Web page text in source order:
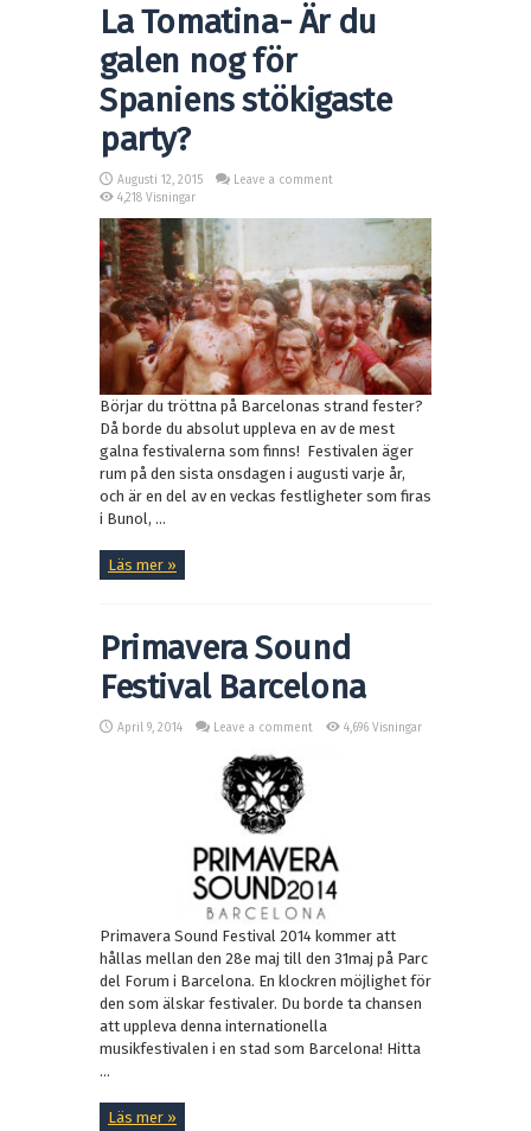
La Tomatina- Är du
galen nog för
Spaniens stökigaste
party?
Augusti 12, 2015
Leave a comment
4,218 Visningar
Börjar du tröttna på Barcelonas strand fester?
Då borde du absolut uppleva en av de mest
galna festivalerna som finns! Festivalen äger
rum på den sista onsdagen i augusti varje år,
och är en del av en veckas festligheter som firas
i Bunol, ...
Läs mer »
Primavera Sound
Festival Barcelona
April 9, 2014 Leave a comment 4,696 Visningar
Primavera Sound Festival 2014 kommer att
hållas mellan den 28e maj till den 31maj på Parc
del Forum i Barcelona. En klockren möjlighet för
den som älskar festivaler. Du borde ta chansen
att uppleva denna internationella
musikfestivalen i en stad som Barcelona! Hitta
...
Läs mer »